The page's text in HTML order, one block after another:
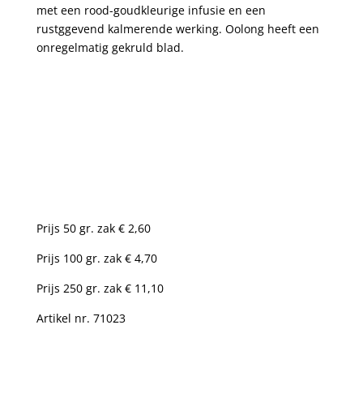
met een rood-goudkleurige infusie en een
rustggevend kalmerende werking. Oolong heeft een
onregelmatig gekruld blad.
Prijs 50 gr. zak € 2,60
Prijs 100 gr. zak € 4,70
Prijs 250 gr. zak € 11,10
Artikel nr. 71023